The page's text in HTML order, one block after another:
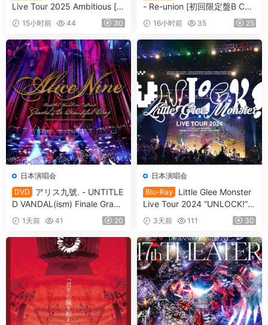
Live Tour 2025 Ambitious [自
购原盘] [BDISO 36.6GB]
15小时前 44 30
- Re-union [初回限定盤B CD
＋Blu-ray] [2021.09.22] [自
购原盘] [DBISO 22.5GB]
16小时前 35 25
日本演唱会
DVD
アリス九號. - UNTITLE
D VANDAL(ism) Finale Grace
d The Beautiful Day Limited
Edition [2009.11.11] [3DVD I
SO 7.53GB]
1天前 41 20
日本演唱会
Blu-Ray
Little Glee Monster
Live Tour 2024 “UNLOCK!”
[2024.07.06] [自购原盘] [BDI
SO 39.8GB]
3天前 111 30